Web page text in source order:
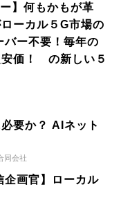
】何もかもが革
ーカル５G市場の
バー不要！毎年の
安価！ の新しい５
要か？ AIネット
同会社
企画官】ローカル